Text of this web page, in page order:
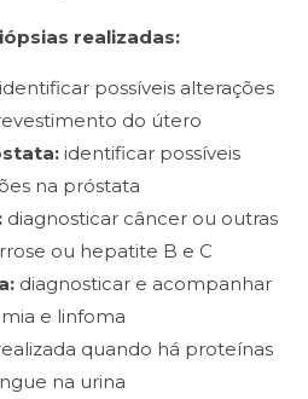
realizadas:
identificar possíveis alterações
do útero
identificar possíveis
na próstata
diagnosticar câncer ou outras
ou hepatite B e C
diagnosticar e acompanhar
e linfoma
quando há proteínas
na urina